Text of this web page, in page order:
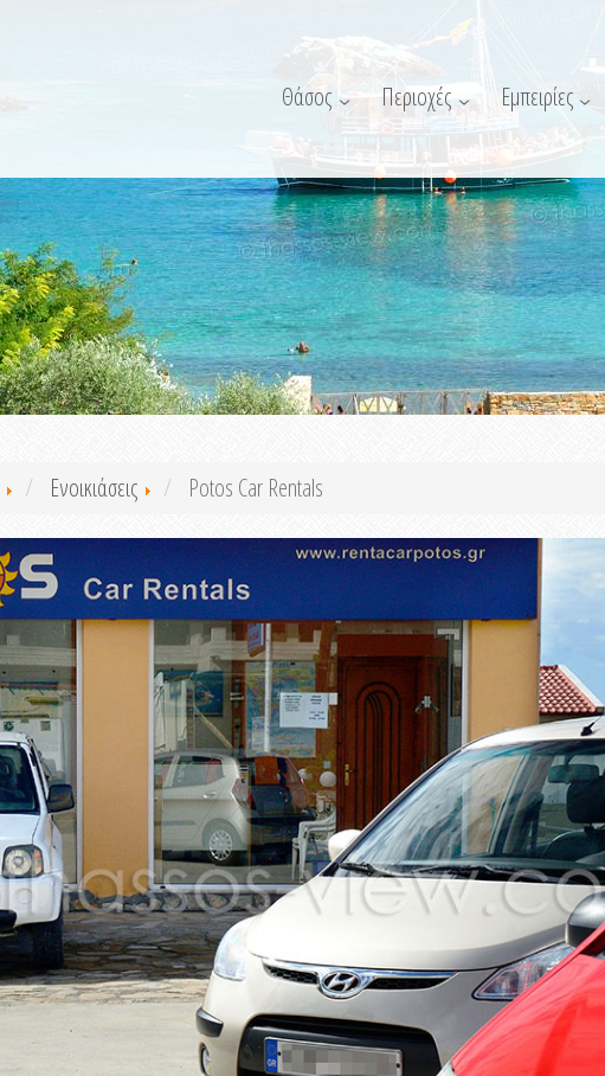
Θάσος Περιοχές Εμπειρίες
Ενοικιάσεις Potos Car Rentals